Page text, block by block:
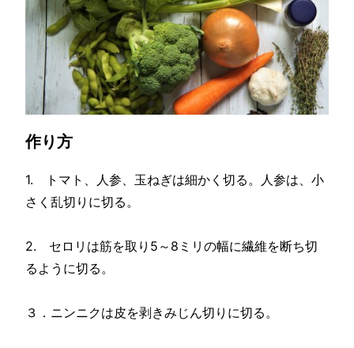
作り方
1. トマト、人参、玉ねぎは細かく切る。人参は、小
さく乱切りに切る。
2. セロリは筋を取り5～8ミリの幅に繊維を断ち切
るように切る。
３．ニンニクは皮を剥きみじん切りに切る。